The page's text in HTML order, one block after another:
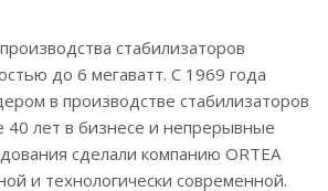
стабилизаторов
до 6 мегаватт. С 1969 года
в производстве стабилизаторов
40 лет в бизнесе и непрерывные
сделали компанию ORTEA
и технологически современной.